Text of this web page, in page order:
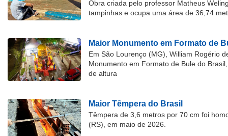
Obra criada pelo professor Matheus
tampinhas e ocupa uma área de 36,74
Maior Monumento em Formato de
Em São Lourenço (MG), William Rogério
Monumento em Formato de Bule do
de altura
Maior Têmpera do Brasil
Têmpera de 3,6 metros por 70 cm foi
(RS), em maio de 2026.